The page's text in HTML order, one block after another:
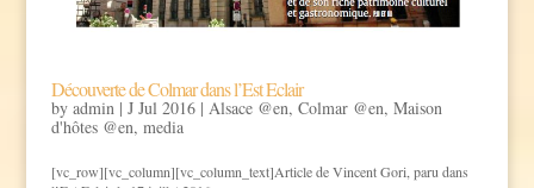
Découverte de Colmar dans l’Est Eclair
by admin | J Jul 2016| Alsace @en, Colmar @en, Maison
d'hôtes @en, media
[vc_row][vc_column][vc_column_text]Article de Vincent Gori, paru dans